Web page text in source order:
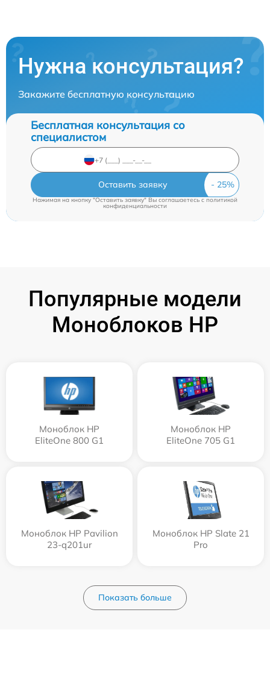
Нужна консультация?
Закажите бесплатную консультацию
Бесплатная консультация со
специалистом
Оставить заявку
Нажимая на кнопку "Оставить заявку" Вы соглашаетесь cполитикой
конфиденциальности
Популярные модели
Моноблоков HP
Моноблок HP
EliteOne 800 G1
Моноблок HP
EliteOne 705 G1
Моноблок HP Pavilion
23-q201ur
Моноблок HP Slate 21
Pro
Показать больше